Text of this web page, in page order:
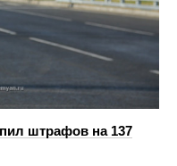
штрафов на 137